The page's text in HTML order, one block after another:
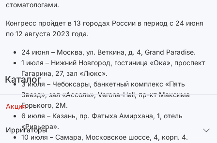
Каталог
Акция
Ирригаторы
стоматологами.
Конгресс пройдет в 13 городах России в период с 24 июня
по 12 августа 2023 года.
24 июня – Москва, ул. Веткина, д. 4, Grand Paradise.
1 июля – Нижний Новгород, гостиница «Ока», проспект
Гагарина, 27, зал «Люкс».
3 июля – Чебоксары, банкетный комплекс «Пять
Звезд», зал «Ассоль», Verona-Hall, пр-кт Максима
Горького, 2М.
6 июля – Казань, пр. Фатыха Амирхана, 1, отель
«Ривьера».
10 июля – Самара, Московское шоссе, 4, корп. 4.